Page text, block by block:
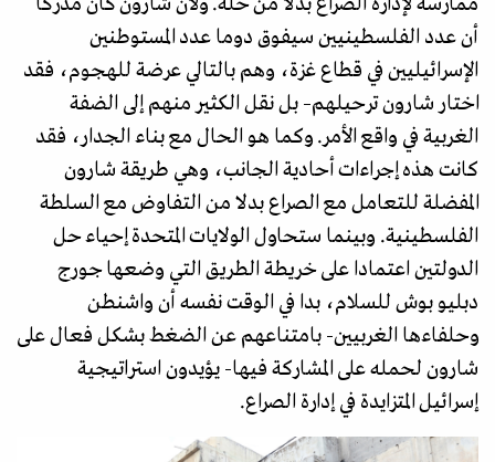
أن عدد الفلسطينيين سيفوق دوما عدد المستوطنين
الإسرائيليين في قطاع غزة، وهم بالتالي عرضة للهجوم، فقد
اختار شارون ترحيلهم– بل نقل الكثير منهم إلى الضفة
الغربية في واقع الأمر. وكما هو الحال مع بناء الجدار، فقد
كانت هذه إجراءات أحادية الجانب، وهي طريقة شارون
المفضلة للتعامل مع الصراع بدلا من التفاوض مع السلطة
الفلسطينية. وبينما ستحاول الولايات المتحدة إحياء حل
الدولتين اعتمادا على خريطة الطريق التي وضعها جورج
دبليو بوش للسلام، بدا في الوقت نفسه أن واشنطن
وحلفاءها الغربيين- بامتناعهم عن الضغط بشكل فعال على
شارون لحمله على المشاركة فيها- يؤيدون استراتيجية
إسرائيل المتزايدة في إدارة الصراع.